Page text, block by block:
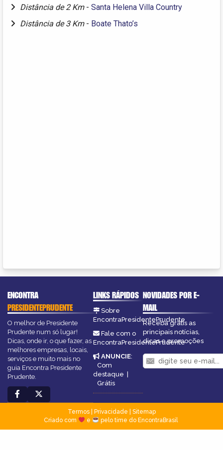
Distância de 2 Km - Santa Helena Villa Country
Distância de 3 Km - Boate Thato’s
ENCONTRA
PRESIDENTEPRUDENTE
O melhor de Presidente
Prudente num só lugar!
Dicas, onde ir, o que fazer, as
melhores empresas, locais,
serviços e muito mais no
guia Encontra Presidente
Prudente.
LINKS RÁPIDOS
Sobre
EncontraPresidentePrudente
Fale com o
EncontraPresidentePrudente
ANUNCIE:
Com
destaque |
Grátis
NOVIDADES POR E-
MAIL
Receba grátis as
principais notícias,
dicas e promoções
Termos| Privacidade
Sitemap
Criado com
e pelo time do EncontraBrasil